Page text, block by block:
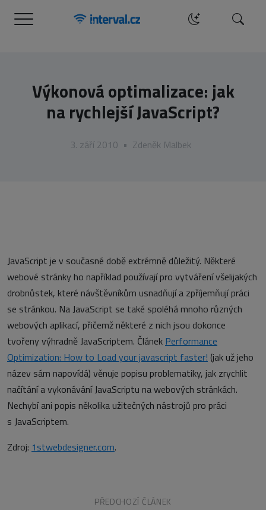
Menu Hledat
Výkonová optimalizace: jak
na rychlejší JavaScript?
3. září 2010 • Zdeněk Malbek
JavaScript je v současné době extrémně důležitý. Některé
webové stránky ho například používají pro vytváření všelijakých
drobnůstek, které návštěvníkům usnadňují a zpříjemňují práci
se stránkou. Na JavaScript se také spoléhá mnoho různých
webových aplikací, přičemž některé z nich jsou dokonce
tvořeny výhradně JavaScriptem. Článek Performance
Optimization: How to Load your javascript faster! (jak už jeho
název sám napovídá) věnuje popisu problematiky, jak zrychlit
načítání a vykonávání JavaScriptu na webových stránkách.
Nechybí ani popis několika užitečných nástrojů pro práci
s JavaScriptem.
Zdroj: 1stwebdesigner.com.
PŘEDCHOZÍ ČLÁNEK